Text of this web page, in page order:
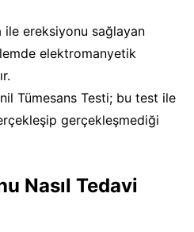
ile ereksiyonu sağlayan
elektromanyetik
Tümesans Testi; bu test ile
gerçekleşmediği
Nasıl Tedavi